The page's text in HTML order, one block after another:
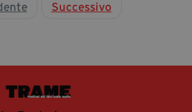
Successivo